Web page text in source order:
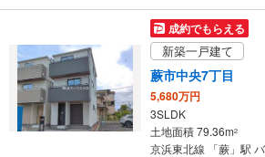
成約でもらえる
新築一戸建て
蕨市中央7丁目
5,680万円
3SLDK
土地面積 79.36m2